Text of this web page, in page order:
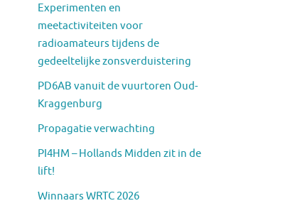
Experimenten en
meetactiviteiten voor
radioamateurs tijdens de
gedeeltelijke zonsverduistering
PD6AB vanuit de vuurtoren Oud-
Kraggenburg
Propagatie verwachting
PI4HM – Hollands Midden zit in de
lift!
Winnaars WRTC 2026